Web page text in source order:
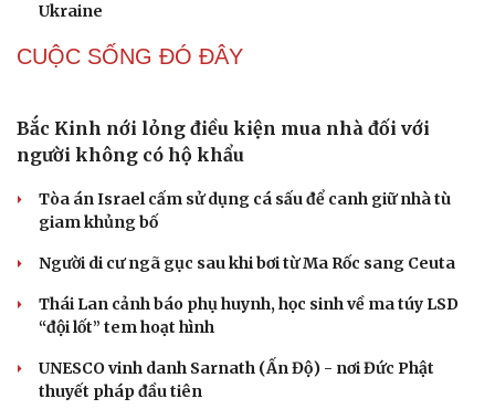
Ukraine
CUỘC SỐNG ĐÓ ĐÂY
Bắc Kinh nới lỏng điều kiện mua nhà đối với
người không có hộ khẩu